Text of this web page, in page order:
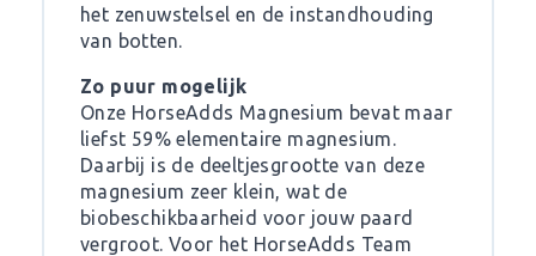
het zenuwstelsel en de instandhouding
van botten.
Zo puur mogelijk
Onze HorseAdds Magnesium bevat maar
liefst 59% elementaire magnesium.
Daarbij is de deeltjesgrootte van deze
magnesium zeer klein, wat de
biobeschikbaarheid voor jouw paard
vergroot. Voor het HorseAdds Team